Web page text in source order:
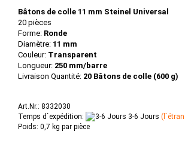
Bâtons de colle 11 mm Steinel Universal
20 pièces
Forme: Ronde
Diamètre: 11 mm
Couleur: Transparent
Longueur: 250 mm/barre
Livraison Quantité: 20 Bâtons de colle (600 g)
Art.Nr.: 8332030
Temps d`expédition:
3-6 Jours
Poids: 0,7 kg par pièce